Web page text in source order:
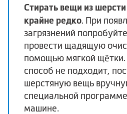
Стирать вещи из
крайне редко. При
загрязнений
провести щадящую
помощью мягкой щётки.
способ не подходит,
шерстяную вещь
специальной
машине.